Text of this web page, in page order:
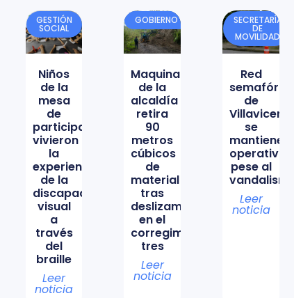
GESTIÓN
SOCIAL
Niños
de la
mesa
de
participación
vivieron
la
experiencia
de la
discapacidad
visual
a
través
del
braille
Leer
noticia
GOBIERNO
Maquinaria
de la
alcaldía
retira
90
metros
cúbicos
de
material
tras
deslizamiento
en el
corregimiento
tres
Leer
noticia
SECRETARÍA
DE
MOVILIDAD
Red
semafórica
de
Villavicencio
se
mantiene
operativa
pese al
vandalismo
Leer
noticia